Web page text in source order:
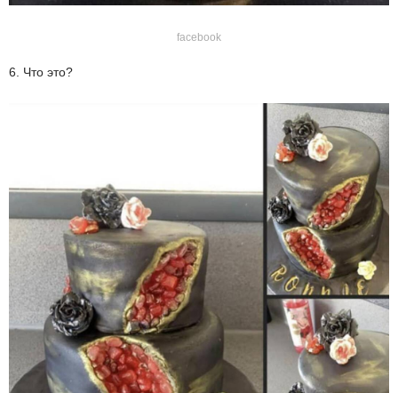
facebook
6. Что это?